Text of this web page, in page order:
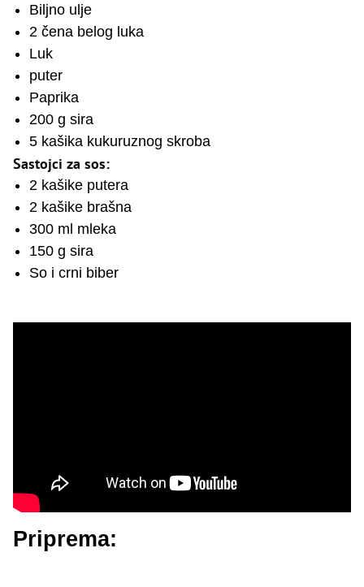
Biljno ulje
2 čena belog luka
Luk
puter
Paprika
200 g sira
5 kašika kukuruznog skroba
Sastojci za sos:
2 kašike putera
2 kašike brašna
300 ml mleka
150 g sira
So i crni biber
Priprema: